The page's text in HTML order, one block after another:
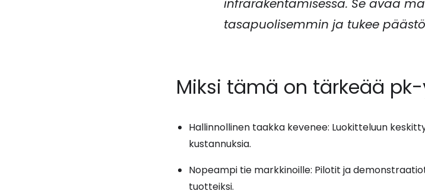
infrarakentamisessa. Se avaa
tasapuolisemmin ja tukee
Miksi tämä on tärkeää
Hallinnollinen taakka kevenee: Luokitteluun
kustannuksia.
Nopeampi tie markkinoille: Pilotit ja
tuotteiksi.